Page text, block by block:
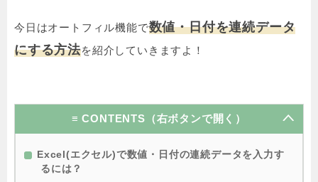
今日はオートフィル機能で数値・日付を連続データ
にする方法を紹介していきますよ！
≡ CONTENTS（右ボタンで開く）
Excel(エクセル)で数値・日付の連続データを入力す
るには？